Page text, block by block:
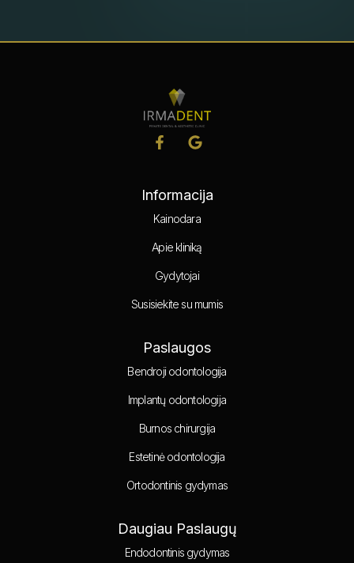
Informacija
Kainodara
Apie kliniką
Gydytojai
Susisiekite su mumis
Paslaugos
Bendroji odontologija
Implantų odontologija
Burnos chirurgija
Estetinė odontologija
Ortodontinis gydymas
Daugiau Paslaugų
Endodontinis gydymas